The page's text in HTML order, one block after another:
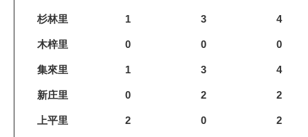
杉林里 1 3 4
木梓里 0 0 0
集來里 1 3 4
新庄里 0 2 2
上平里 2 0 2